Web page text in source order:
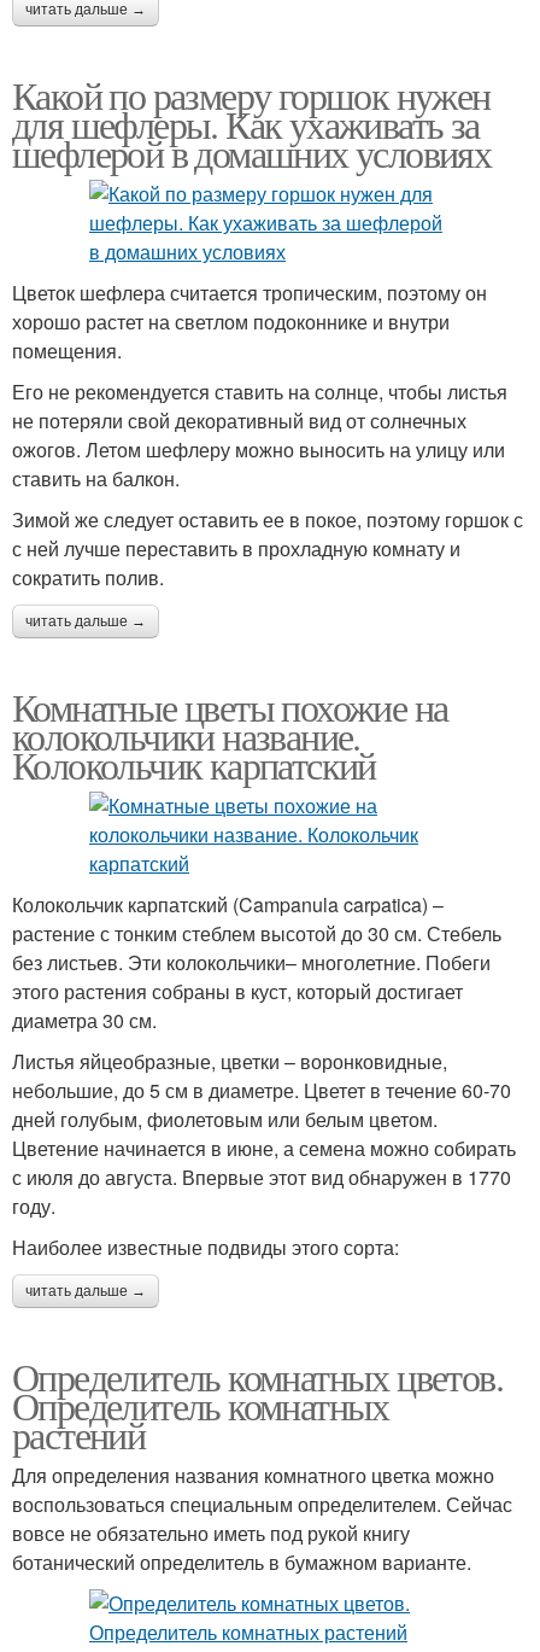
читать дальше →
Какой по размеру горшок нужен
для шефлеры. Как ухаживать за
шефлерой в домашних условиях
Цветок шефлера считается тропическим, поэтому он
хорошо растет на светлом подоконнике и внутри
помещения.
Его не рекомендуется ставить на солнце, чтобы листья
не потеряли свой декоративный вид от солнечных
ожогов. Летом шефлеру можно выносить на улицу или
ставить на балкон.
Зимой же следует оставить ее в покое, поэтому горшок с
с ней лучше переставить в прохладную комнату и
сократить полив.
читать дальше →
Комнатные цветы похожие на
колокольчики название.
Колокольчик карпатский
Колокольчик карпатский (Campanula carpatica) –
растение с тонким стеблем высотой до 30 см. Стебель
без листьев. Эти колокольчики– многолетние. Побеги
этого растения собраны в куст, который достигает
диаметра 30 см.
Листья яйцеобразные, цветки – воронковидные,
небольшие, до 5 см в диаметре. Цветет в течение 60-70
дней голубым, фиолетовым или белым цветом.
Цветение начинается в июне, а семена можно собирать
с июля до августа. Впервые этот вид обнаружен в 1770
году.
Наиболее известные подвиды этого сорта:
читать дальше →
Определитель комнатных цветов.
Определитель комнатных
растений
Для определения названия комнатного цветка можно
воспользоваться специальным определителем. Сейчас
вовсе не обязательно иметь под рукой книгу
ботанический определитель в бумажном варианте.